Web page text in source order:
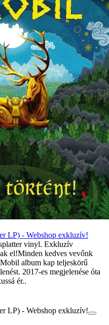
LP) - Webshop exkluzív!
vinyl. Exkluzív
el!Minden kedves vevőnk
album kap teljeskörű
2017-es megjelenése óta
ér..
LP) - Webshop exkluzív!